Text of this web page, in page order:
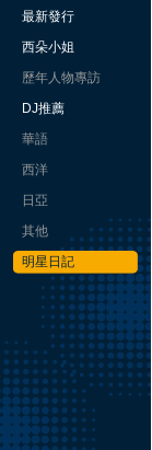
最新發行
西朵小姐
歷年人物專訪
DJ推薦
華語
西洋
日亞
其他
明星日記